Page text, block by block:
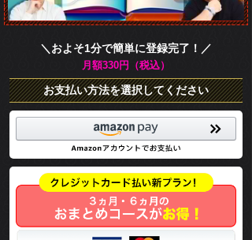
＼およそ1分で簡単に登録完了！／
月額330円（税込）
お支払い方法を選択してください